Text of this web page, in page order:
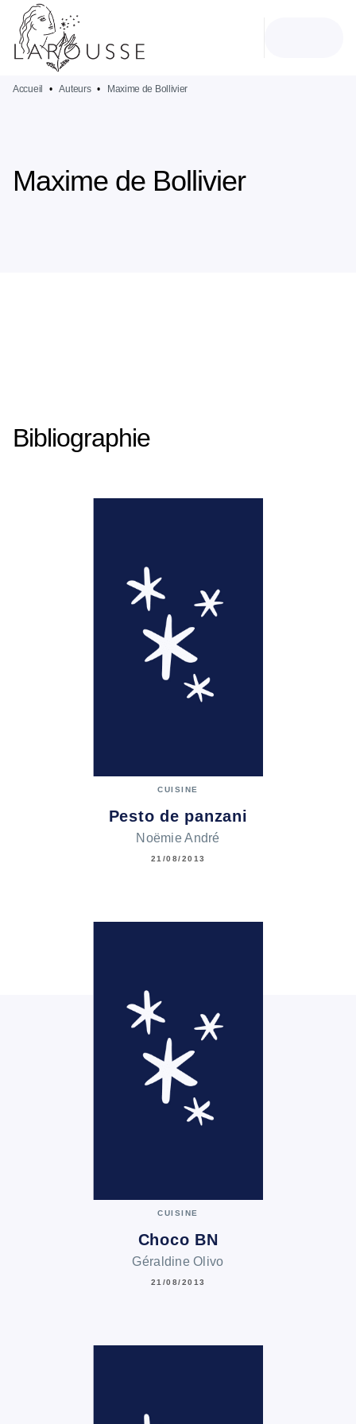
MENU
PIED DE PAGE
Accueil • Auteurs • Maxime de Bollivier
Maxime de Bollivier
Bibliographie
CUISINE
Pesto de panzani
Noëmie André
21/08/2013
CUISINE
Choco BN
Géraldine Olivo
21/08/2013